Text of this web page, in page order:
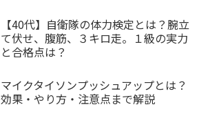
【40代】自衛隊の体力検定とは？腕立
て伏せ、腹筋、３キロ走。１級の実力
と合格点は？
マイクタイソンプッシュアップとは？
効果・やり方・注意点まで解説